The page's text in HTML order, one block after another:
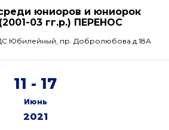
юниоров и юниорок
03 гг.р.) ПЕРЕНОС
Юбилейный, пр. Добролюбова д.18А
11 - 17
Июнь
2021